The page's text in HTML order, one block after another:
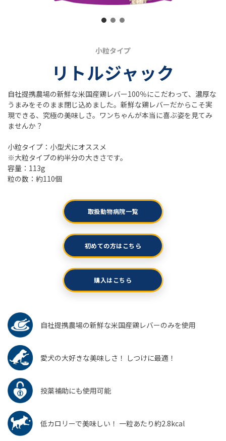
小粒タイプ
リトルジャック
自社提携農場の新鮮な米国産鶏レバー100％にこだわって、濃厚な
うまみをそのまま閉じ込めました。新鮮な鶏レバーだからこそ実
現できる、究極の美味しさ。ワンちゃんが本当に喜ぶ姿を見てみ
ませんか？
小粒タイプ：小型犬にオススメ
※大粒タイプの約半分の大きさです。
容量：113g
粒の数：約110個
取扱動物病院一覧
購入はこちら
初めての方はこちら
自社提携農場の新鮮な米国産鶏レバーのみを使用
愛犬の大好きな美味しさ！ しつけに最適！
投薬補助にも使用可能
低カロリーで美味しい！ 一粒あたり約2.8kcal